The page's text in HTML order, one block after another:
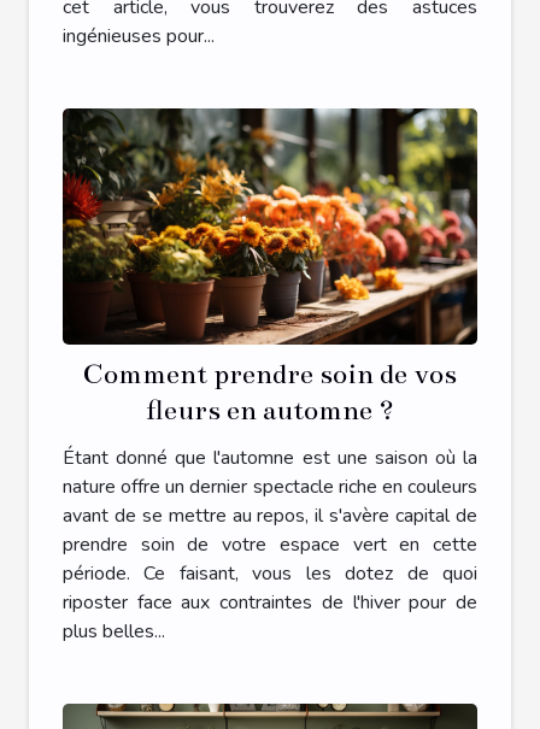
cet article, vous trouverez des astuces
ingénieuses pour...
Comment prendre soin de vos
fleurs en automne ?
Étant donné que l'automne est une saison où la
nature offre un dernier spectacle riche en couleurs
avant de se mettre au repos, il s'avère capital de
prendre soin de votre espace vert en cette
période. Ce faisant, vous les dotez de quoi
riposter face aux contraintes de l'hiver pour de
plus belles...